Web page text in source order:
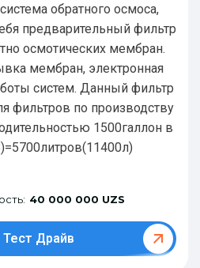
обратного осмоса,
предварительный фильтр
осмотических мембран.
мембран, электронная
систем. Данный фильтр
фильтров по производству
1500галлон в
40 000 000 UZS
Тест Драйв